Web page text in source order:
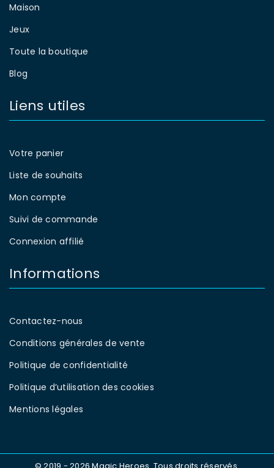
Maison
Jeux
Toute la boutique
Blog
Liens utiles
Votre panier
Liste de souhaits
Mon compte
Suivi de commande
Connexion affilié
Informations
Contactez-nous
Conditions générales de vente
Politique de confidentialité
Politique d’utilisation des cookies
Mentions légales